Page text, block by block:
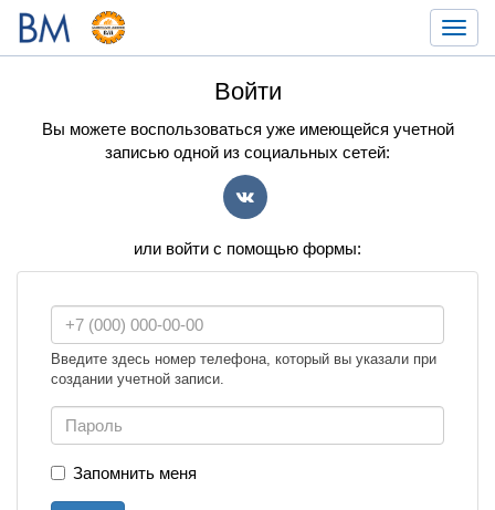
Войти
Вы можете воспользоваться уже имеющейся учетной
записью одной из социальных сетей:
или войти с помощью формы:
Введите здесь номер телефона, который вы указали при
создании учетной записи.
Запомнить меня